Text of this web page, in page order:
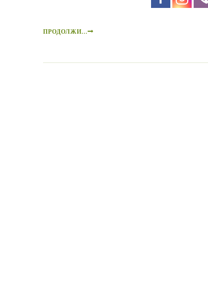
ПРОДОЛЖИ...